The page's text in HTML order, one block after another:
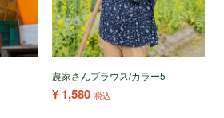
農家さんブラウス/カラー5
¥ 1,580 税込